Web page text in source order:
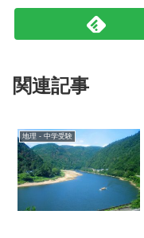
関連記事
地理 - 中学受験